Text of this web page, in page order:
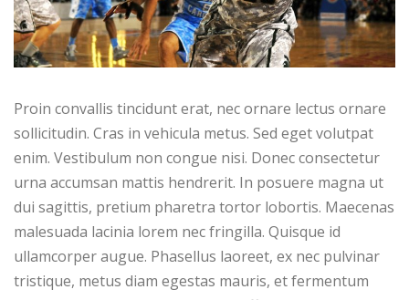
Proin convallis tincidunt erat, nec ornare lectus ornare
sollicitudin. Cras in vehicula metus. Sed eget volutpat
enim. Vestibulum non congue nisi. Donec consectetur
urna accumsan mattis hendrerit. In posuere magna ut
dui sagittis, pretium pharetra tortor lobortis. Maecenas
malesuada lacinia lorem nec fringilla. Quisque id
ullamcorper augue. Phasellus laoreet, ex nec pulvinar
tristique, metus diam egestas mauris, et fermentum